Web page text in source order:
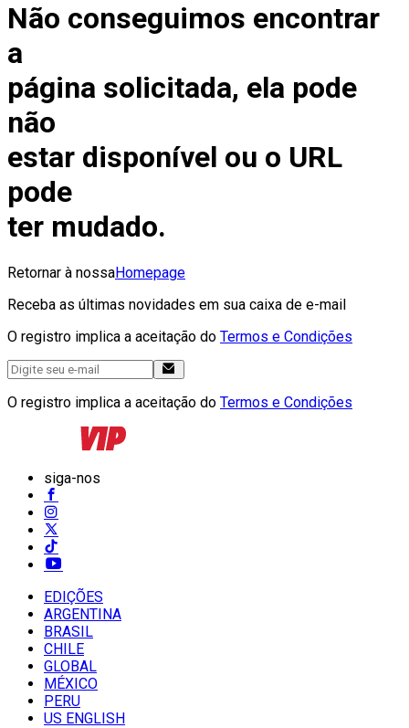
Não conseguimos encontrar
a
página solicitada, ela pode
não
estar disponível ou o URL
pode
ter mudado.
Retornar à nossaHomepage
Receba as últimas novidades em sua caixa de e-mail
O registro implica a aceitação do Termos e Condições
O registro implica a aceitação do Termos e Condições
siga-nos
EDIÇÕES
ARGENTINA
BRASIL
CHILE
GLOBAL
MÉXICO
PERU
US ENGLISH